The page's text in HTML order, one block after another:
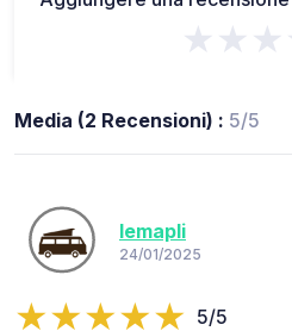
Media (2 Recensioni) : 5/5
lemapli
24/01/2025
5/5